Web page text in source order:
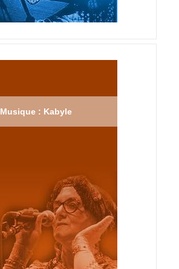
Musique : Kabyle